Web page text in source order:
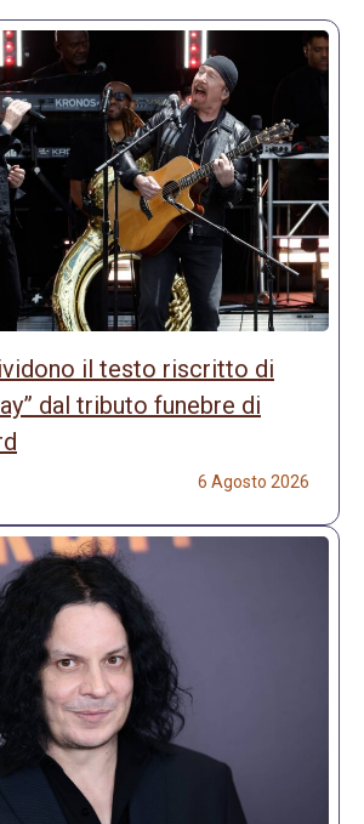
il testo riscritto di
dal tributo funebre di
6 Agosto 2026